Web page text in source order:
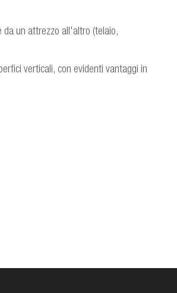
da un attrezzo all'altro (telaio,
verticali, con evidenti vantaggi in